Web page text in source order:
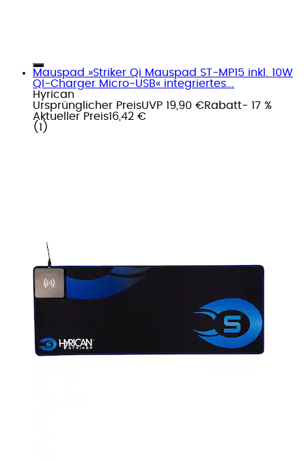
Mauspad »Striker Qi Mauspad ST-MP15 inkl. 10W
QI-Charger Micro-USB« integriertes...
Hyrican
Ursprünglicher PreisUVP 19,90 €Rabatt- 17 %
Aktueller Preis16,42 €
( 1 )